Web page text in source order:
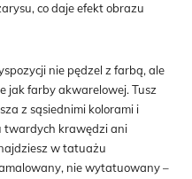
co daje efekt obrazu
nie pędzel z farbą, ale
jak farby akwarelowej. Tusz
z sąsiednimi kolorami i
twardych krawędzi ani
w tatuażu
nie wytatuowany –